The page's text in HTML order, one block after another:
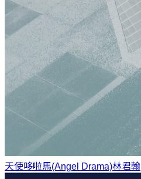
天使哆啦馬(Angel Drama)林君翰